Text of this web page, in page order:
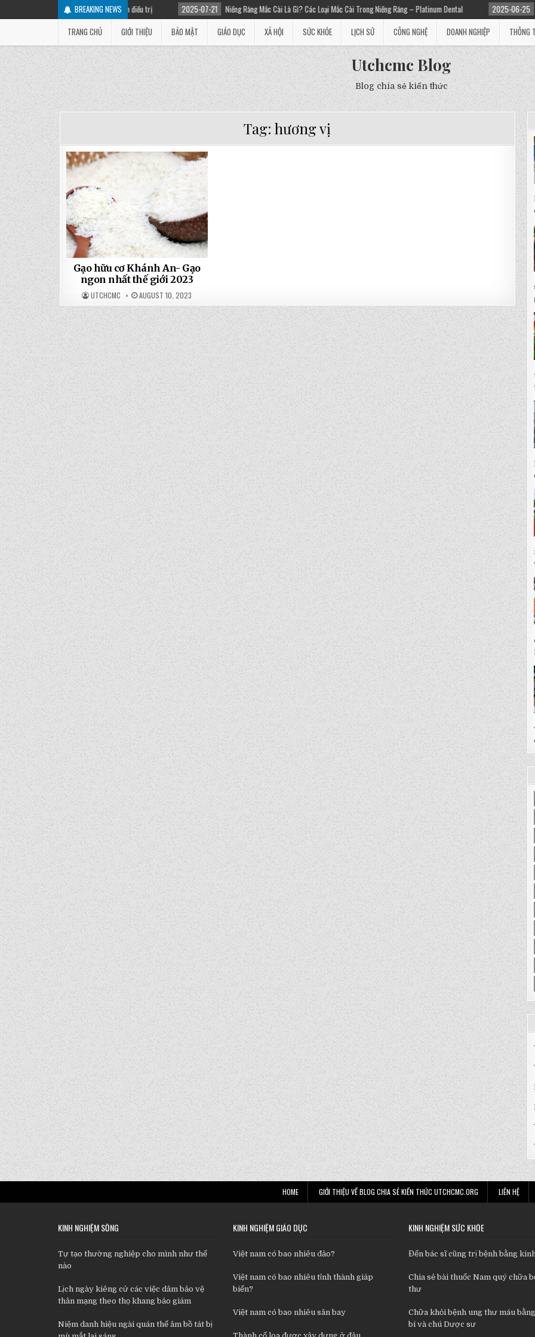
BREAKING NEWS
sứ bị đau: Nguyên nhân và cách điều trị 2025-07-21 Niềng Răng Mắc Cài Là Gì? Các Loại Mắc Cài Trong Niềng Răng – Platinum Dental 2025-06-25 Niềng
TRANG CHỦ
GIỚI THIỆU BẢO MẬT GIÁO DỤC XÃ HỘI SỨC KHỎE LỊCH SỬ CÔNG NGHỆ DOANH NGHIỆP THÔNG
Utchcmc Blog
Blog chia sẻ kiến thức
Tag:hương vị
Gạo hữu cơ Khánh An- Gạo
ngon nhất thế giới 2023
UTCHCMC AUGUST 10, 2023
HOME GIỚI THIỆU VỀ BLOG CHIA SẺ KIẾN THỨC UTCHCMC.ORG LIÊN HỆ
KINH NGHIỆM SỐNG
Tự tạo thường nghiệp cho mình như thế
nào
Lịch ngày kiêng cử các việc dâm bảo vệ
thân mạng theo thọ khang bảo giám
Niệm danh hiệu ngài quán thế âm bồ tát bị
KINH NGHIỆM GIÁO DỤC
Việt nam có bao nhiêu đảo?
Việt nam có bao nhiêu tỉnh thành giáp
biển?
Việt nam có bao nhiêu sân bay
KINH NGHIỆM SỨC KHỎE
Đến bác sĩ cũng trị bệnh bằng
Chia sẻ bài thuốc Nam quý chữa
thư
Chữa khỏi bệnh ung thư máu
bi và chú Dược sư